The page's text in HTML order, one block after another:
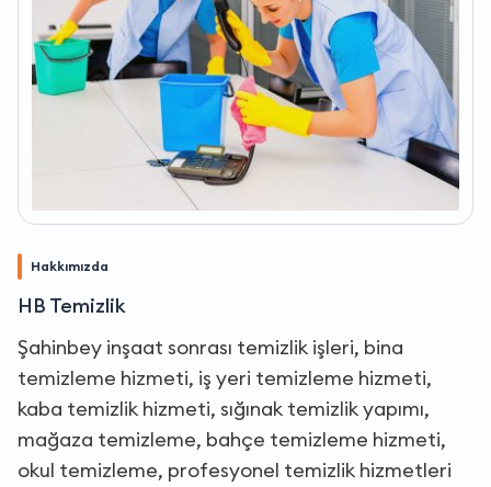
Hakkımızda
HB Temizlik
Şahinbey inşaat sonrası temizlik işleri, bina
temizleme hizmeti, iş yeri temizleme hizmeti,
kaba temizlik hizmeti, sığınak temizlik yapımı,
mağaza temizleme, bahçe temizleme hizmeti,
okul temizleme, profesyonel temizlik hizmetleri